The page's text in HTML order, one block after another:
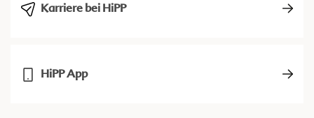
Karriere bei HiPP
HiPP App